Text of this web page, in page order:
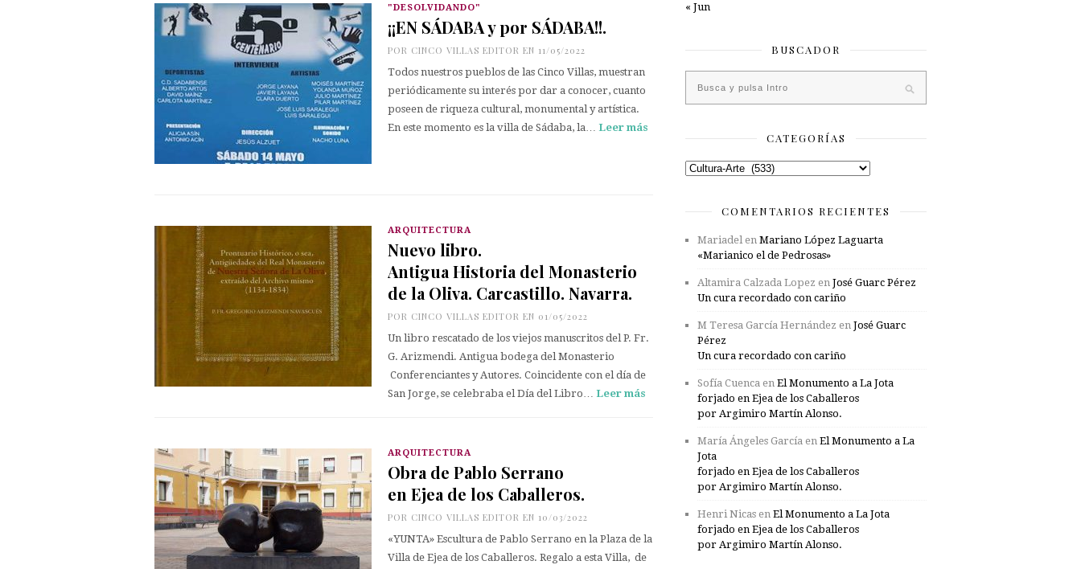
"DESOLVIDANDO"
¡¡EN SÁDABA y por SÁDABA!!.
POR CINCO VILLAS EDITOR EN 11/05/2022
Todos nuestros pueblos de las Cinco Villas, muestran
periódicamente su interés por dar a conocer, cuanto
poseen de riqueza cultural, monumental y artística.
En este momento es la villa de Sádaba, la… Leer más
ARQUITECTURA
Nuevo libro.
Antigua Historia del Monasterio
de la Oliva. Carcastillo. Navarra.
POR CINCO VILLAS EDITOR EN 01/05/2022
Un libro rescatado de los viejos manuscritos del P. Fr.
G. Arizmendi. Antigua bodega del Monasterio
Conferenciantes y Autores. Coincidente con el día de
San Jorge, se celebraba el Día del Libro… Leer más
ARQUITECTURA
Obra de Pablo Serrano
en Ejea de los Caballeros.
POR CINCO VILLAS EDITOR EN 10/03/2022
«YUNTA» Escultura de Pablo Serrano en la Plaza de la
Villa de Ejea de los Caballeros. Regalo a esta Villa, de
« Jun
BUSCADOR
CATEGORÍAS
Categorías
COMENTARIOS RECIENTES
Mariadelen Mariano López Laguarta
«Marianico el de Pedrosas»
Altamira Calzada Lopez en José Guarc Pérez
Un cura recordado con cariño
M Teresa García Hernández en José Guarc
Pérez
Un cura recordado con cariño
Sofía Cuenca en El Monumento a La Jota
forjado en Ejea de los Caballeros
por Argimiro Martín Alonso.
María Ángeles García en El Monumento a La
Jota
forjado en Ejea de los Caballeros
por Argimiro Martín Alonso.
Henri Nicas en El Monumento a La Jota
forjado en Ejea de los Caballeros
por Argimiro Martín Alonso.